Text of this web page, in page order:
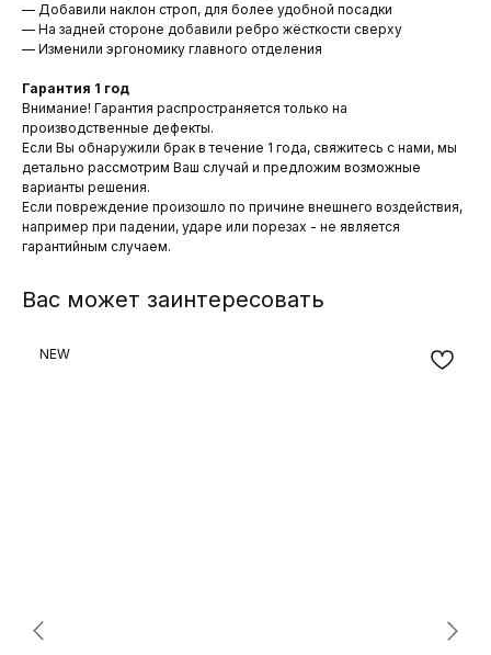
— Добавили наклон строп, для более удобной посадки
— На задней стороне добавили ребро жёсткости сверху
— Изменили эргономику главного отделения
Гарантия 1 год
Внимание! Гарантия распространяется только на
производственные дефекты.
Если Вы обнаружили брак в течение 1 года, свяжитесь с нами, мы
детально рассмотрим Ваш случай и предложим возможные
варианты решения.
Если повреждение произошло по причине внешнего воздействия,
например при падении, ударе или порезах - не является
гарантийным случаем.
Вас может заинтересовать
NEW